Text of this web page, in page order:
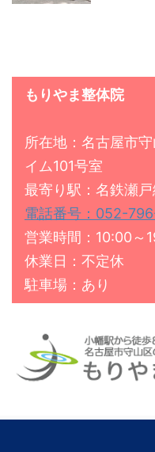
もりやま整体院
所在地：名古屋市
イム101号室
最寄り駅：名鉄瀬
電話番号：052-
営業時間：10:00～
休業日：不定休
駐車場：あり